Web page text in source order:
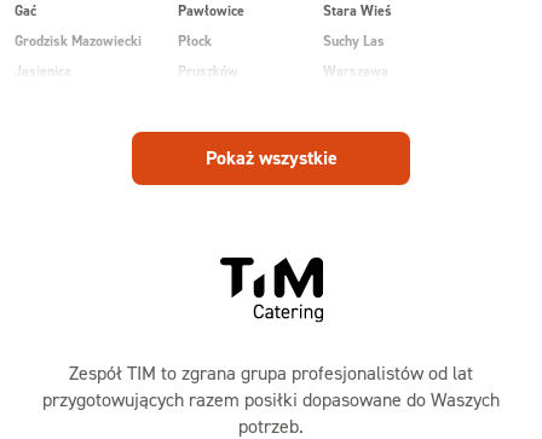
Gać
Grodzisk Mazowiecki
Jasienica
Pawłowice
Płock
Pruszków
Radom
Ruda
Stara Wieś
Suchy Las
Warszawa
Wesoła
Zalesie
Pokaż wszystkie
Zespół TIM to zgrana grupa profesjonalistów od lat
przygotowujących razem posiłki dopasowane do Waszych
potrzeb.